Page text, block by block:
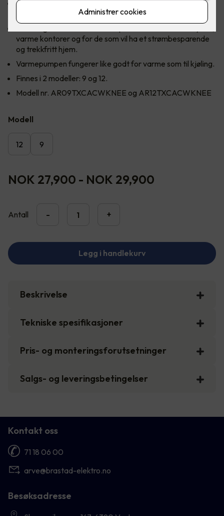
Nye Samsung Nordic Wind-Free ™ er utviklet for vårt
nordiske klima, og er tilpasset alle våre fire årstider.
varme kontorer og for de som vil ha et strømbesparende
og trekkfritt hjem.
Varmepumpen fungerer like godt for varme som til kjøling.
Finnes i 2 modeller: 9 og 12.
Modell nr. AR09TXCACWKNEE og AR12TXCACWKNEE
Modell
12 9
NOK 27,900 - NOK 29,900
Antall - +
Legg i handlekurv
Beskrivelse
Tekniske spesifikasjoner
Pris- og monteringsforutsetninger
Salgs- og leveringsbetingelser
Kontakt oss
71 18 06 00
arve@brastad-elektro.no
Besøksadresse